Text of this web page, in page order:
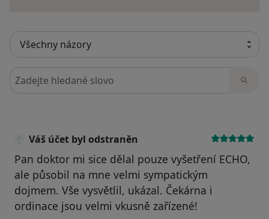
Hledejte v názorech
Váš účet byl odstraněn
Pan doktor mi sice dělal pouze vyšetření ECHO,
ale působil na mne velmi sympatickým
dojmem. Vše vysvětlil, ukázal. Čekárna i
ordinace jsou velmi vkusně zařízené!